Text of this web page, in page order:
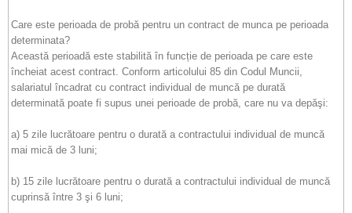
Care este perioada de probă pentru un contract de munca pe perioada
determinata?
Această perioadă este stabilită în funcție de perioada pe care este
încheiat acest contract. Conform articolului 85 din Codul Muncii,
salariatul încadrat cu contract individual de muncă pe durată
determinată poate fi supus unei perioade de probă, care nu va depăşi:
a) 5 zile lucrătoare pentru o durată a contractului individual de muncă
mai mică de 3 luni;
b) 15 zile lucrătoare pentru o durată a contractului individual de muncă
cuprinsă între 3 şi 6 luni;